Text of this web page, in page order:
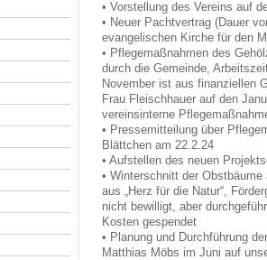
• Vorstellung des Vereins auf
• Neuer Pachtvertrag (Dauer
evangelischen Kirche für den
• Pflegemaßnahmen des
durch die Gemeinde,
November ist aus finanziellen
Frau Fleischhauer auf den
vereinsinterne
• Pressemitteilung über
Blättchen am 22.2.24
• Aufstellen des neuen
• Winterschnitt der
aus „Herz für die Natur“,
nicht bewilligt, aber
Kosten gespendet
• Planung und Durchführung
Matthias Möbs im Juni auf